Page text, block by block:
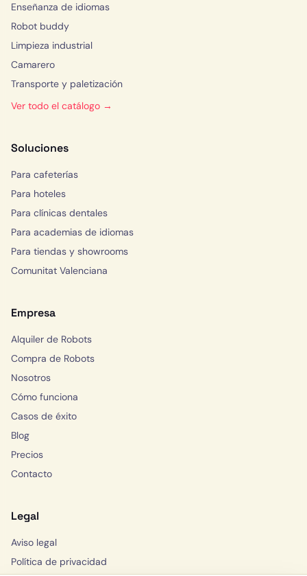
Enseñanza de idiomas
Robot buddy
Limpieza industrial
Camarero
Transporte y paletización
Ver todo el catálogo →
Soluciones
Para cafeterías
Para hoteles
Para clínicas dentales
Para academias de idiomas
Para tiendas y showrooms
Comunitat Valenciana
Empresa
Alquiler de Robots
Compra de Robots
Nosotros
Cómo funciona
Casos de éxito
Blog
Precios
Contacto
Legal
Aviso legal
Política de privacidad